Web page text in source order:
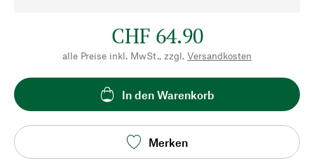
CHF 64.90
alle Preise inkl. MwSt., zzgl. Versandkosten
In den Warenkorb
Merken